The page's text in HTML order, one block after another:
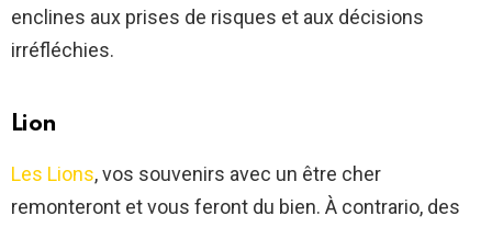
enclines aux prises de risques et aux décisions
irréfléchies.
Lion
Les Lions, vos souvenirs avec un être cher
remonteront et vous feront du bien. À contrario, des